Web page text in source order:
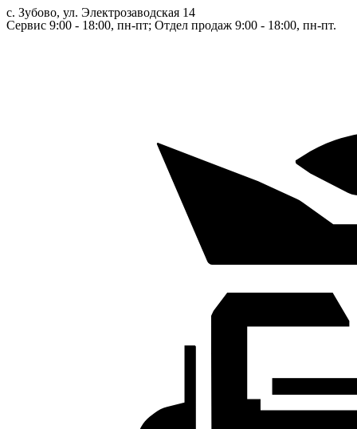
с. Зубово, ул. Электрозаводская 14
Сервис 9:00 - 18:00, пн-пт; Отдел продаж 9:00 - 18:00, пн-пт.